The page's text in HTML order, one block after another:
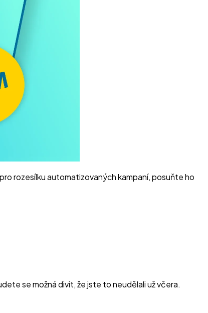
rozesílku automatizovaných kampaní, posuňte ho
se možná divit, že jste to neudělali už včera.